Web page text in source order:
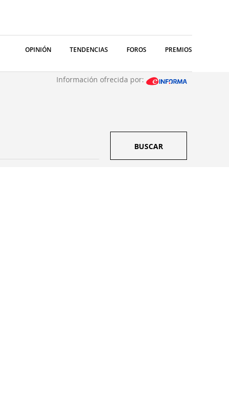
OPINIÓN TENDENCIAS FOROS PREMIOS
Información ofrecida por:
BUSCAR